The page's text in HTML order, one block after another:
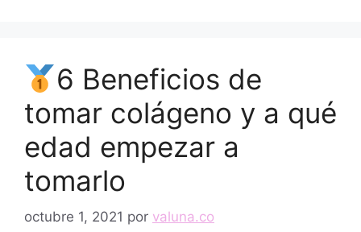
6 Beneficios de
tomar colágeno y a qué
edad empezar a
tomarlo
octubre 1, 2021 por valuna.co